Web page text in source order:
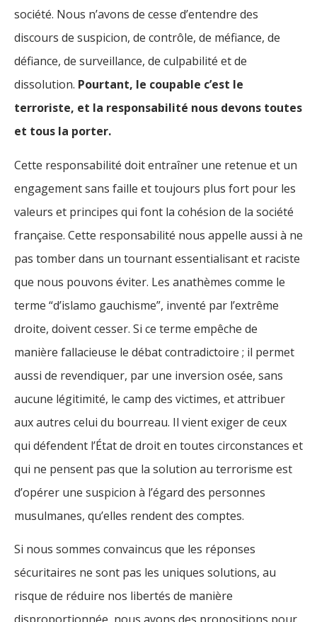
société. Nous n’avons de cesse d’entendre des
discours de suspicion, de contrôle, de méfiance, de
défiance, de surveillance, de culpabilité et de
dissolution. Pourtant, le coupable c’est le
terroriste, et la responsabilité nous devons toutes
et tous la porter.
Cette responsabilité doit entraîner une retenue et un
engagement sans faille et toujours plus fort pour les
valeurs et principes qui font la cohésion de la société
française. Cette responsabilité nous appelle aussi à ne
pas tomber dans un tournant essentialisant et raciste
que nous pouvons éviter. Les anathèmes comme le
terme “d’islamo gauchisme”, inventé par l’extrême
droite, doivent cesser. Si ce terme empêche de
manière fallacieuse le débat contradictoire ; il permet
aussi de revendiquer, par une inversion osée, sans
aucune légitimité, le camp des victimes, et attribuer
aux autres celui du bourreau. Il vient exiger de ceux
qui défendent l’État de droit en toutes circonstances et
qui ne pensent pas que la solution au terrorisme est
d’opérer une suspicion à l’égard des personnes
musulmanes, qu’elles rendent des comptes.
Si nous sommes convaincus que les réponses
sécuritaires ne sont pas les uniques solutions, au
risque de réduire nos libertés de manière